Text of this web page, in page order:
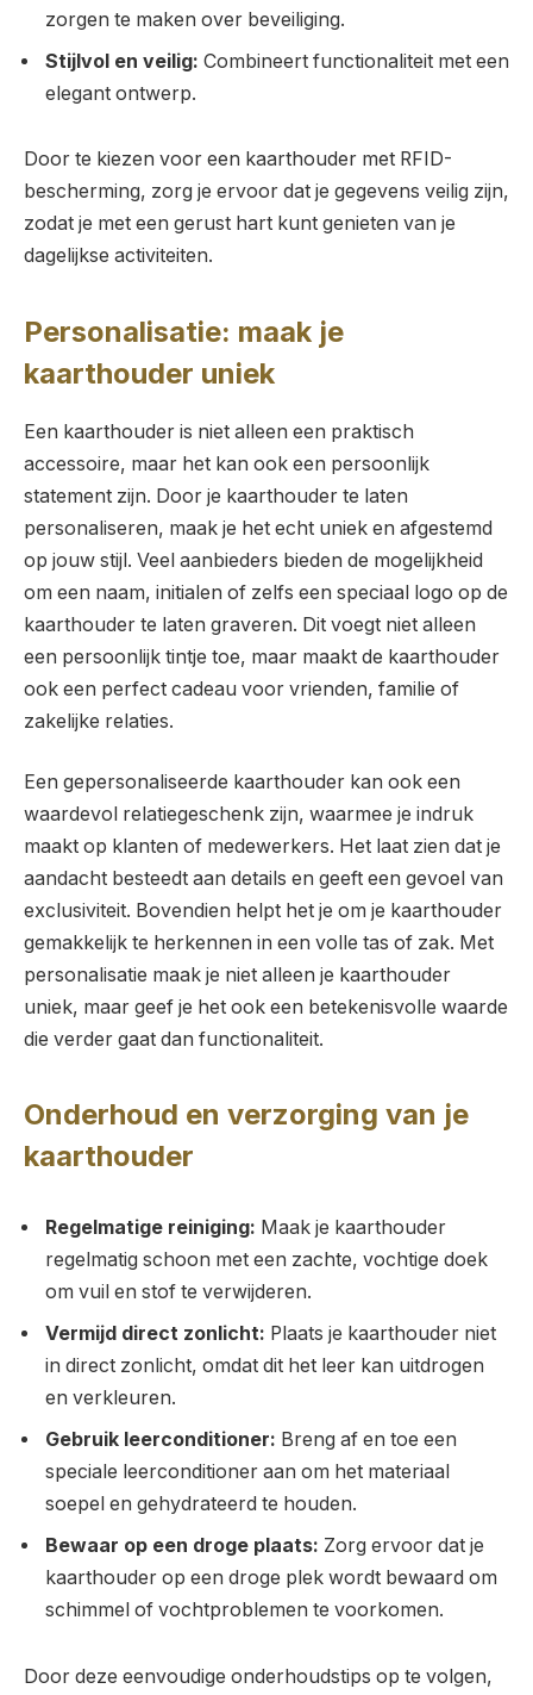
zorgen te maken over beveiliging.
Stijlvol en veilig: Combineert functionaliteit met een
elegant ontwerp.
Door te kiezen voor een kaarthouder met RFID-
bescherming, zorg je ervoor dat je gegevens veilig zijn,
zodat je met een gerust hart kunt genieten van je
dagelijkse activiteiten.
Personalisatie: maak je
kaarthouder uniek
Een kaarthouder is niet alleen een praktisch
accessoire, maar het kan ook een persoonlijk
statement zijn. Door je kaarthouder te laten
personaliseren, maak je het echt uniek en afgestemd
op jouw stijl. Veel aanbieders bieden de mogelijkheid
om een naam, initialen of zelfs een speciaal logo op de
kaarthouder te laten graveren. Dit voegt niet alleen
een persoonlijk tintje toe, maar maakt de kaarthouder
ook een perfect cadeau voor vrienden, familie of
zakelijke relaties.
Een gepersonaliseerde kaarthouder kan ook een
waardevol relatiegeschenk zijn, waarmee je indruk
maakt op klanten of medewerkers. Het laat zien dat je
aandacht besteedt aan details en geeft een gevoel van
exclusiviteit. Bovendien helpt het je om je kaarthouder
gemakkelijk te herkennen in een volle tas of zak. Met
personalisatie maak je niet alleen je kaarthouder
uniek, maar geef je het ook een betekenisvolle waarde
die verder gaat dan functionaliteit.
Onderhoud en verzorging van je
kaarthouder
Regelmatige reiniging: Maak je kaarthouder
regelmatig schoon met een zachte, vochtige doek
om vuil en stof te verwijderen.
Vermijd direct zonlicht: Plaats je kaarthouder niet
in direct zonlicht, omdat dit het leer kan uitdrogen
en verkleuren.
Gebruik leerconditioner: Breng af en toe een
speciale leerconditioner aan om het materiaal
soepel en gehydrateerd te houden.
Bewaar op een droge plaats: Zorg ervoor dat je
kaarthouder op een droge plek wordt bewaard om
schimmel of vochtproblemen te voorkomen.
Door deze eenvoudige onderhoudstips op te volgen,